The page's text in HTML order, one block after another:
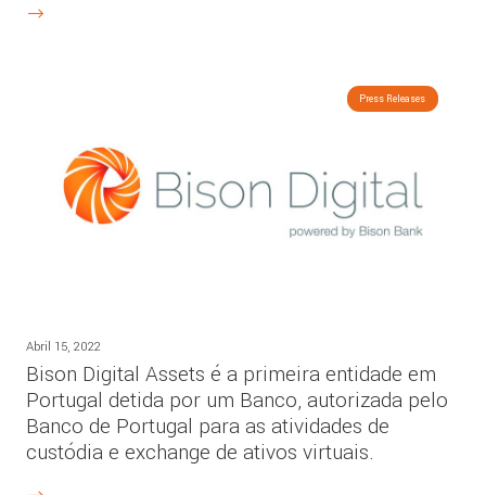
Press Releases
Abril 15, 2022
Bison Digital Assets é a primeira entidade em
Portugal detida por um Banco, autorizada pelo
Banco de Portugal para as atividades de
custódia e exchange de ativos virtuais.